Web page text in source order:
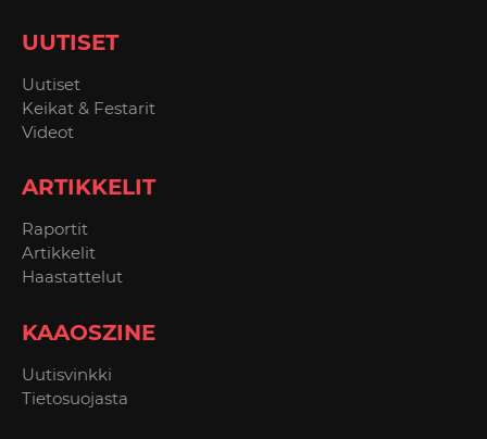
UUTISET
Uutiset
Keikat & Festarit
Videot
ARTIKKELIT
Raportit
Artikkelit
Haastattelut
KAAOSZINE
Uutisvinkki
Tietosuojasta